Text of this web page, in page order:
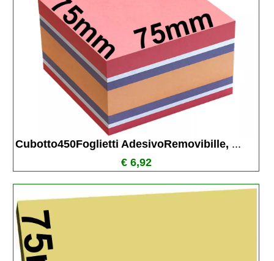
Cubotto450Foglietti AdesivoRemovibille, ...
€ 6,92